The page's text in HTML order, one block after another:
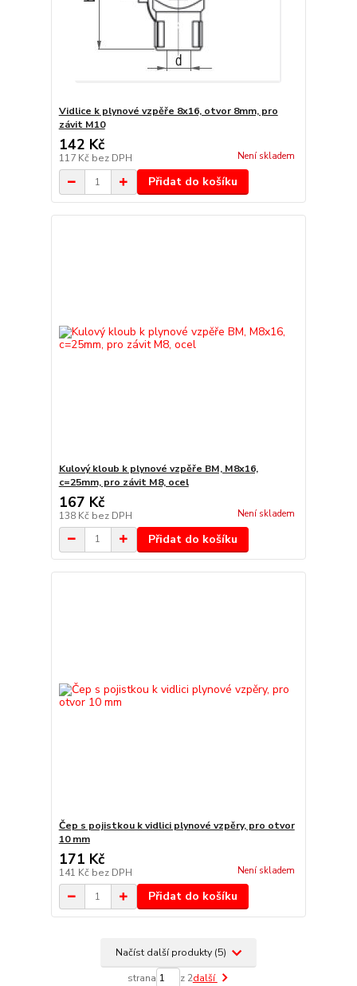
Vidlice k plynové vzpěře 8x16, otvor 8mm, pro
závit M10
142 Kč
117 Kč bez DPH Není skladem
Přidat do košíku
Kulový kloub k plynové vzpěře BM, M8x16,
c=25mm, pro závit M8, ocel
167 Kč
138 Kč bez DPH Není skladem
Přidat do košíku
Čep s pojistkou k vidlici plynové vzpěry, pro otvor
10 mm
171 Kč
141 Kč bez DPH Není skladem
Přidat do košíku
Načíst další produkty (5)
strana z 2další